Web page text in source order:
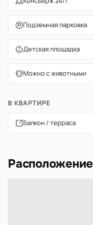
Подземная парковка
Детская площадка
Можно с животными
В КВАРТИРЕ
Балкон / терраса
Расположение